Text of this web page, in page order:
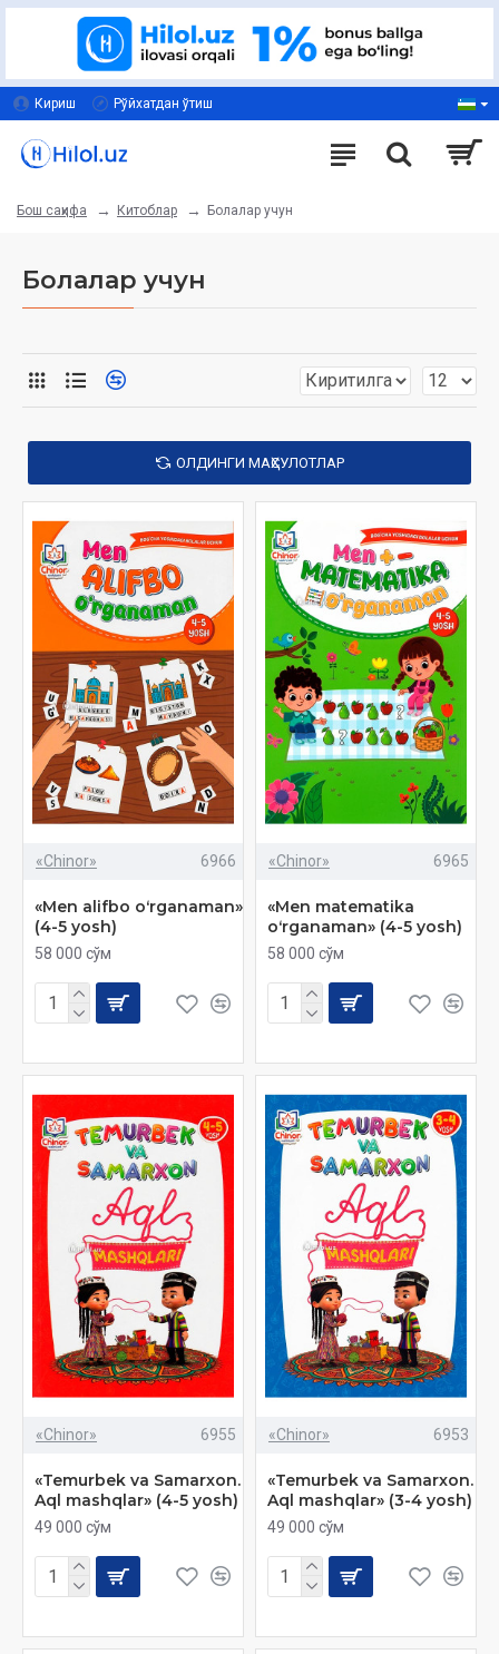
Кириш Рўйхатдан ўтиш
Бош саҳифа Китоблар Болалар учун
Болалар учун
ОЛДИНГИ МАҲСУЛОТЛАР
«Chinor» 6966
«Men alifbo oʻrganaman»
(4-5 yosh)
58 000 сўм
«Chinor» 6965
«Men matematika
oʻrganaman» (4-5 yosh)
58 000 сўм
«Chinor» 6955
«Temurbek va Samarxon.
Aql mashqlar» (4-5 yosh)
49 000 сўм
«Chinor» 6953
«Temurbek va Samarxon.
Aql mashqlar» (3-4 yosh)
49 000 сўм